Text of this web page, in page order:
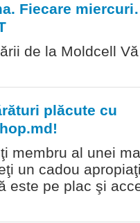
Fiecare
de la Moldcell
plăcute cu
membru al unei
un cadou
este pe plac şi